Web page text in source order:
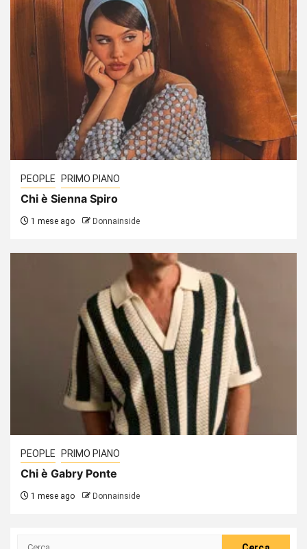
PEOPLE PRIMO PIANO
Chi è Sienna Spiro
1 mese ago Donnainside
PEOPLE PRIMO PIANO
Chi è Gabry Ponte
1 mese ago Donnainside
Ricerca